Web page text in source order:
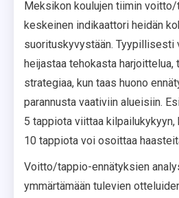
Meksikon koulujen tiimin
keskeinen indikaattori heidän
suorituskyvystään. Tyypillisesti
heijastaa tehokasta harjoittelua,
strategiaa, kun taas huono
parannusta vaativiin alueisiin.
5 tappiota viittaa kilpailukykyyn,
10 tappiota voi osoittaa
Voitto/tappio-ennätyksien
ymmärtämään tulevien